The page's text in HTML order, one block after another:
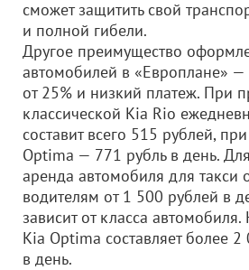
сможет защитить свой
и полной гибели.
Другое преимущество
автомобилей в «Европлане»
от 25% и низкий платеж. При
классической Kia Rio
составит всего 515 рублей,
Optima — 771 рубль в день.
аренда автомобиля для такси
водителям от 1 500 рублей в
зависит от класса
Kia Optima составляет более
в день.